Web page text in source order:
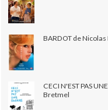
BARDOT de
CECI N'EST PAS
Bretmel